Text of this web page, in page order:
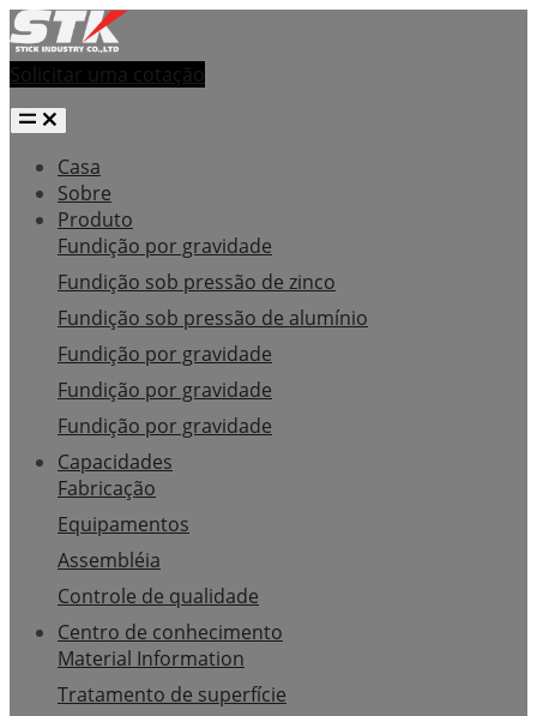
Solicitar uma cotação
Casa
Sobre
Produto
Fundição por gravidade
Fundição sob pressão de zinco
Fundição sob pressão de alumínio
Fundição por gravidade
Fundição por gravidade
Fundição por gravidade
Capacidades
Fabricação
Equipamentos
Assembléia
Controle de qualidade
Centro de conhecimento
Material Information
Tratamento de superfície